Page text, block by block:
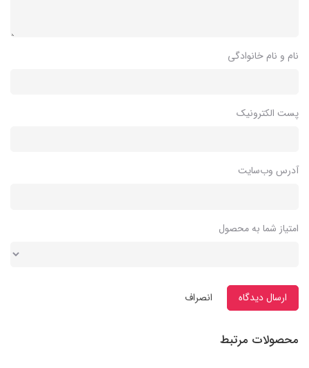
نام و نام خانوادگی
پست الکترونیک
آدرس وب‌سایت
امتیاز شما به محصول
ارسال دیدگاه انصراف
محصولات مرتبط